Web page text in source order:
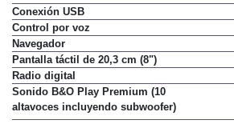
móvil
Conexión USB
Control por voz
Navegador
Pantalla táctil de 20,3 cm (8")
Radio digital
Sonido B&O Play Premium (10
altavoces incluyendo subwoofer)